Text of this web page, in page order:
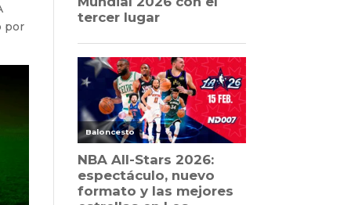
por